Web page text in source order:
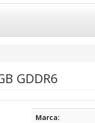
GDDR6
Marca: